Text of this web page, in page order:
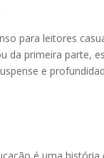
para leitores
primeira parte,
e